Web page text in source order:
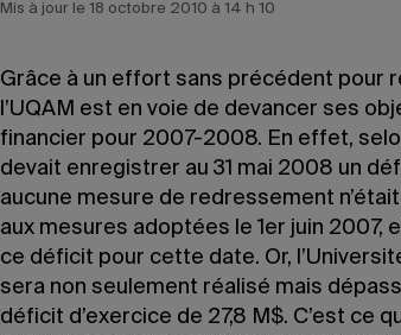
Mis à jour le 18 octobre 2010 à 14 h 10
Grâce à un effort sans précédent pour
l’UQAM est en voie de devancer ses
financier pour 2007-2008. En effet,
devait enregistrer au 31 mai 2008 un
aucune mesure de redressement
aux mesures adoptées le 1er juin 2007,
ce déficit pour cette date. Or,
sera non seulement réalisé mais
déficit d’exercice de 27,8 M$. C’est ce